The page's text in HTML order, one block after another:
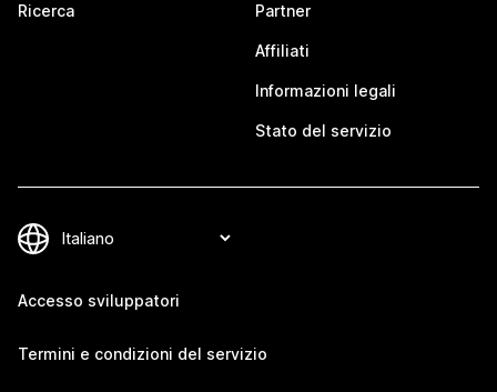
Ricerca Partner
Affiliati
Informazioni legali
Stato del servizio
Accesso sviluppatori
Termini e condizioni del servizio